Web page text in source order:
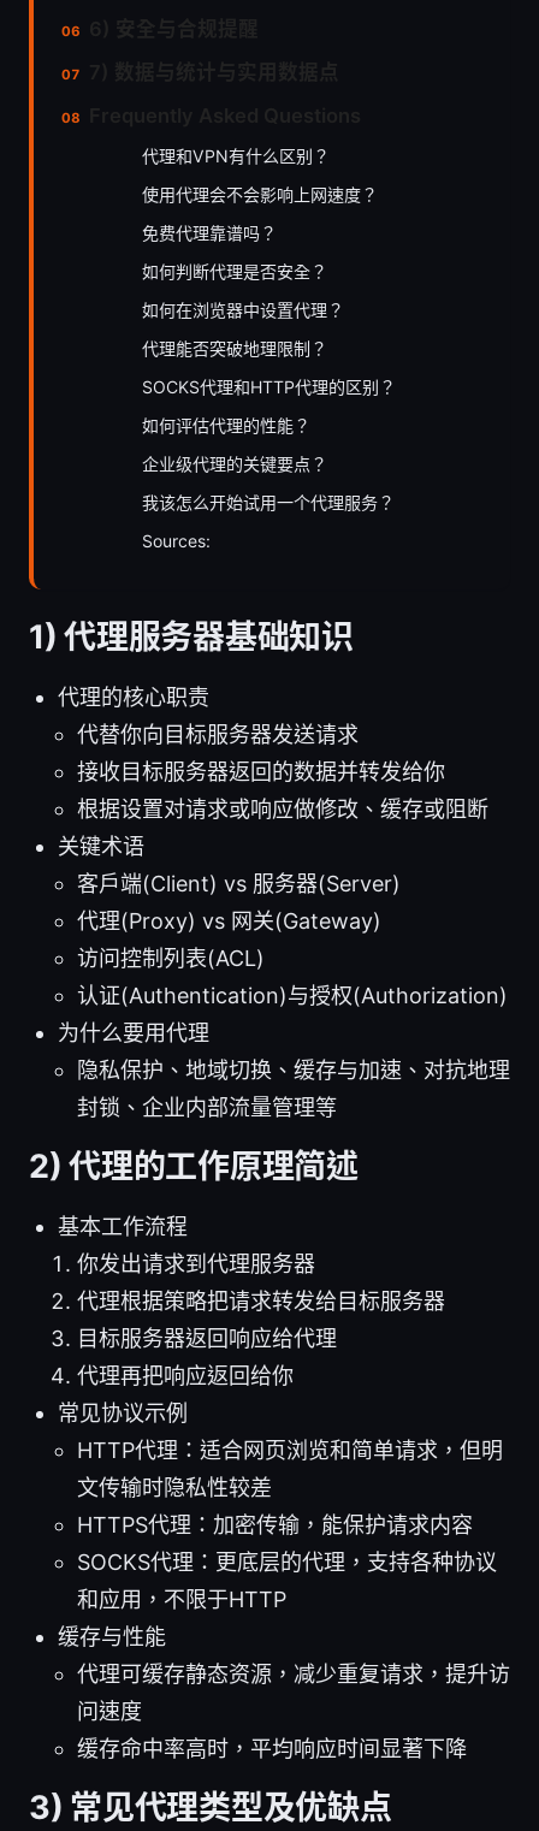
代理和VPN有什么区别？
使用代理会不会影响上网速度？
免费代理靠谱吗？
如何判断代理是否安全？
如何在浏览器中设置代理？
代理能否突破地理限制？
SOCKS代理和HTTP代理的区别？
如何评估代理的性能？
企业级代理的关键要点？
我该怎么开始试用一个代理服务？
Sources:
1) 代理服务器基础知识
代理的核心职责
代替你向目标服务器发送请求
接收目标服务器返回的数据并转发给你
根据设置对请求或响应做修改、缓存或阻断
关键术语
客户端(Client) vs 服务器(Server)
代理(Proxy) vs 网关(Gateway)
访问控制列表(ACL)
认证(Authentication)与授权(Authorization)
为什么要用代理
隐私保护、地域切换、缓存与加速、对抗地理
封锁、企业内部流量管理等
2) 代理的工作原理简述
基本工作流程
你发出请求到代理服务器
代理根据策略把请求转发给目标服务器
目标服务器返回响应给代理
代理再把响应返回给你
常见协议示例
HTTP代理：适合网页浏览和简单请求，但明
文传输时隐私性较差
HTTPS代理：加密传输，能保护请求内容
SOCKS代理：更底层的代理，支持各种协议
和应用，不限于HTTP
缓存与性能
代理可缓存静态资源，减少重复请求，提升访
问速度
缓存命中率高时，平均响应时间显著下降
3) 常见代理类型及优缺点